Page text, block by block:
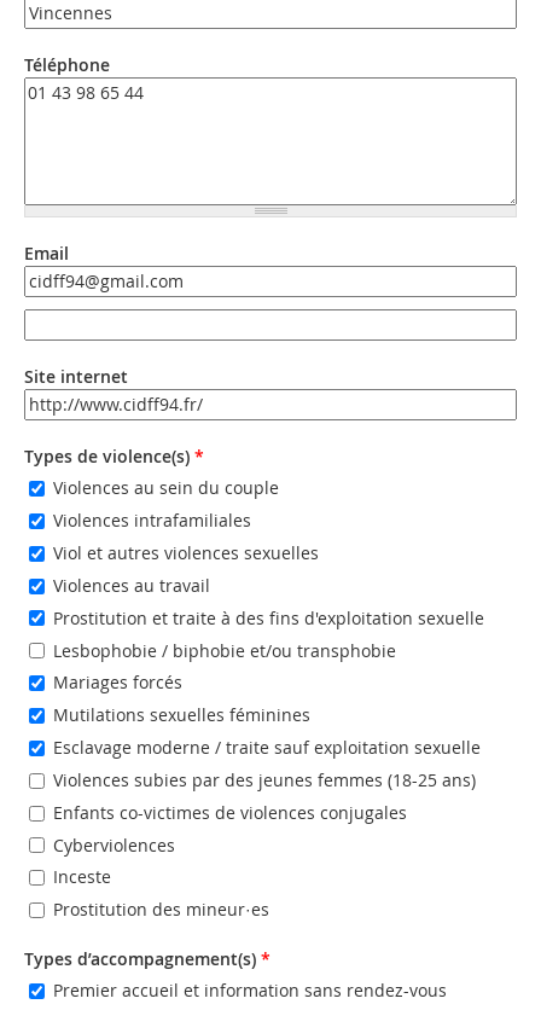
Téléphone
Email
Email
Site internet
URL
Types de violence(s) *
Violences au sein du couple
Violences intrafamiliales
Viol et autres violences sexuelles
Violences au travail
Prostitution et traite à des fins d'exploitation sexuelle
Lesbophobie / biphobie et/ou transphobie
Mariages forcés
Mutilations sexuelles féminines
Esclavage moderne / traite sauf exploitation sexuelle
Violences subies par des jeunes femmes (18-25 ans)
Enfants co-victimes de violences conjugales
Cyberviolences
Inceste
Prostitution des mineur·es
Types d’accompagnement(s) *
Premier accueil et information sans rendez-vous